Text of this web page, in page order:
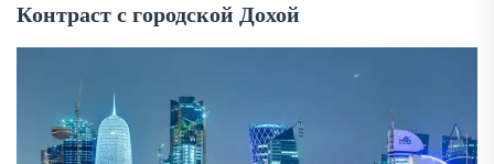
Контраст с городской Дохой